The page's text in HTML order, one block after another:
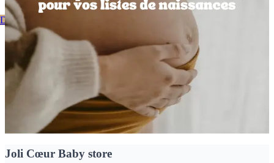
Découvrez notre catalogue
Nos dernières nouveautés
Joli Cœur Baby store